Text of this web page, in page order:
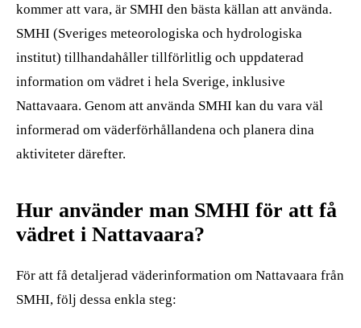
kommer att vara, är SMHI den bästa källan att använda.
SMHI (Sveriges meteorologiska och hydrologiska
institut) tillhandahåller tillförlitlig och uppdaterad
information om vädret i hela Sverige, inklusive
Nattavaara. Genom att använda SMHI kan du vara väl
informerad om väderförhållandena och planera dina
aktiviteter därefter.
Hur använder man SMHI för att få
vädret i Nattavaara?
För att få detaljerad väderinformation om Nattavaara från
SMHI, följ dessa enkla steg: